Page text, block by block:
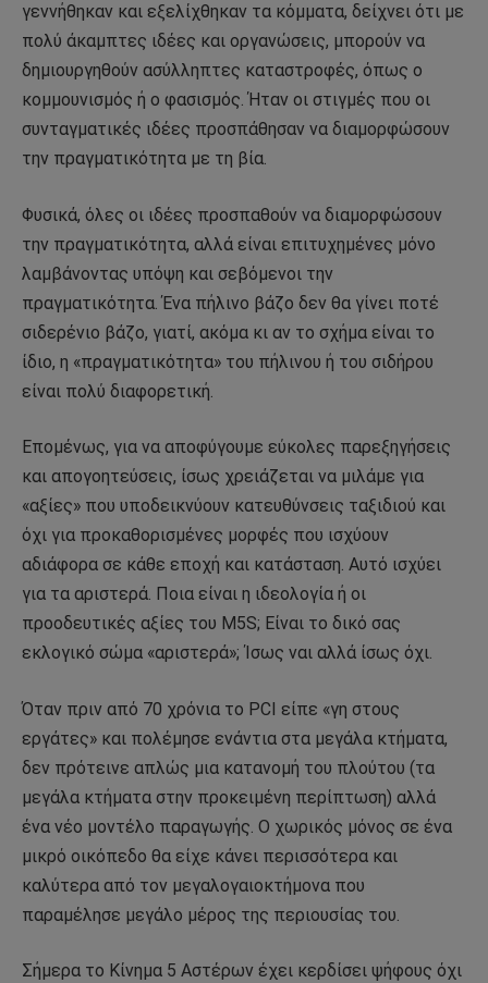
γεννήθηκαν και εξελίχθηκαν τα κόμματα, δείχνει ότι με
πολύ άκαμπτες ιδέες και οργανώσεις, μπορούν να
δημιουργηθούν ασύλληπτες καταστροφές, όπως ο
κομμουνισμός ή ο φασισμός. Ήταν οι στιγμές που οι
συνταγματικές ιδέες προσπάθησαν να διαμορφώσουν
την πραγματικότητα με τη βία.
Φυσικά, όλες οι ιδέες προσπαθούν να διαμορφώσουν
την πραγματικότητα, αλλά είναι επιτυχημένες μόνο
λαμβάνοντας υπόψη και σεβόμενοι την
πραγματικότητα. Ένα πήλινο βάζο δεν θα γίνει ποτέ
σιδερένιο βάζο, γιατί, ακόμα κι αν το σχήμα είναι το
ίδιο, η «πραγματικότητα» του πήλινου ή του σιδήρου
είναι πολύ διαφορετική.
Επομένως, για να αποφύγουμε εύκολες παρεξηγήσεις
και απογοητεύσεις, ίσως χρειάζεται να μιλάμε για
«αξίες» που υποδεικνύουν κατευθύνσεις ταξιδιού και
όχι για προκαθορισμένες μορφές που ισχύουν
αδιάφορα σε κάθε εποχή και κατάσταση. Αυτό ισχύει
για τα αριστερά. Ποια είναι η ιδεολογία ή οι
προοδευτικές αξίες του M5S; Είναι το δικό σας
εκλογικό σώμα «αριστερά»; Ίσως ναι αλλά ίσως όχι.
Όταν πριν από 70 χρόνια το PCI είπε «γη στους
εργάτες» και πολέμησε ενάντια στα μεγάλα κτήματα,
δεν πρότεινε απλώς μια κατανομή του πλούτου (τα
μεγάλα κτήματα στην προκειμένη περίπτωση) αλλά
ένα νέο μοντέλο παραγωγής. Ο χωρικός μόνος σε ένα
μικρό οικόπεδο θα είχε κάνει περισσότερα και
καλύτερα από τον μεγαλογαιοκτήμονα που
παραμέλησε μεγάλο μέρος της περιουσίας του.
Σήμερα το Κίνημα 5 Αστέρων έχει κερδίσει ψήφους όχι